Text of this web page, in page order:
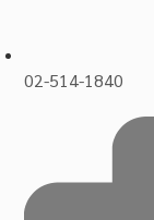
02-514-1840